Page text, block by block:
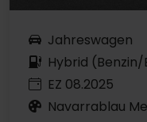
Jahreswagen
Hybrid
EZ 08.2025
Navarrablau